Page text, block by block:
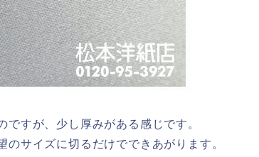
ですが、少し厚みがある感じです。
サイズに切るだけでできあがります。